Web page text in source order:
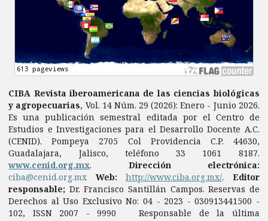
CIBA Revista iberoamericana de las ciencias biológicas
y agropecuarias, Vol. 14 Núm. 29 (2026): Enero - Junio 2026.
Es una publicación semestral editada por el Centro de
Estudios e Investigaciones para el Desarrollo Docente A.C.
(CENID). Pompeya 2705 Col Providencia C.P. 44630,
Guadalajara, Jalisco, teléfono 33 1061 8187.
www.cenid.org.mx. Dirección electrónica:
ciba@cenid.org.mx
Web: http://www.ciba.org.mx/. Editor
responsable; Dr. Francisco Santillán Campos. Reservas de
Derechos al Uso Exclusivo No: 04 - 2023 - 030913441500 -
102, ISSN 2007 - 9990 Responsable de la última